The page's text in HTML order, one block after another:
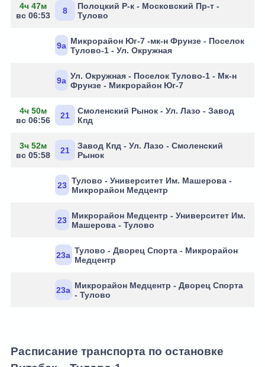
4ч 47м
вс 06:53
8
Полоцкий Р-к - Московский Пр-т -
Тулово
9а Микрорайон Юг-7 -мк-н Фрунзе - Поселок
Тулово-1 - Ул. Окружная
9а Ул. Окружная - Поселок Тулово-1 - Мк-н
Фрунзе - Микрорайон Юг-7
4ч 50м
вс 06:56
21
Смоленский Рынок - Ул. Лазо - Завод
Кпд
3ч 52м
вс 05:58
21
Завод Кпд - Ул. Лазо - Смоленский
Рынок
23 Тулово - Университет Им. Машерова -
Микрорайон Медцентр
23 Микрорайон Медцентр - Университет Им.
Машерова - Тулово
23а Тулово - Дворец Спорта - Микрорайон
Медцентр
23а Микрорайон Медцентр - Дворец Спорта
- Тулово
Расписание транспорта по остановке